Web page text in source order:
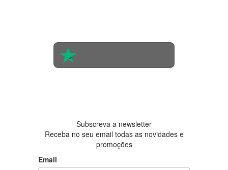
Subscreva a newsletter
Receba no seu email todas as novidades e
promoções
Email